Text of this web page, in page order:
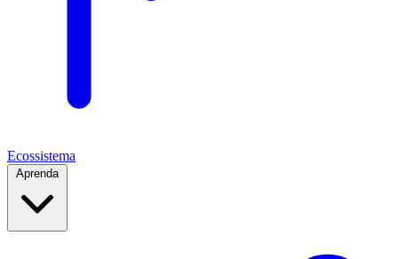
Ecossistema
Aprenda